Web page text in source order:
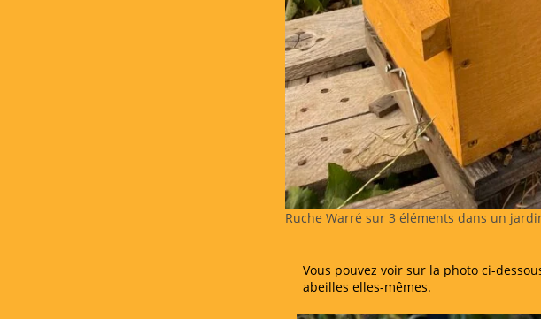
Ruche Warré sur 3 éléments dans un
Vous pouvez voir sur la photo ci-
abeilles elles-mêmes.